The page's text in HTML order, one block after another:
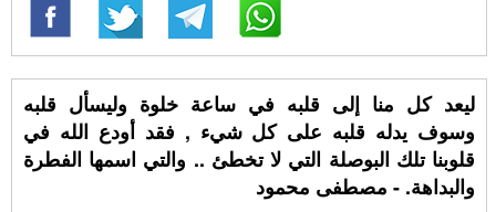
ليعد كل منا إلى قلبه في ساعة خلوة وليسأل قلبه
وسوف يدله قلبه على كل شيء , فقد أودع الله في
قلوبنا تلك البوصلة التي لا تخطئ .. والتي اسمها الفطرة
والبداهة. - مصطفى محمود